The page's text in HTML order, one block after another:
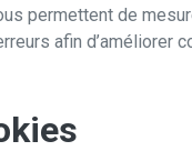
permettent de
afin d’améliorer